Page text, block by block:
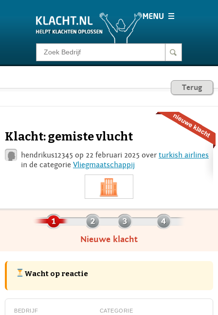
Klacht melden
Consumentenrecht Terug
Klacht: gemiste vlucht
hendrikus12345 op 22 februari 2025 overturkish airlines
in de categorie Vliegmaatschappij
Nieuwe klacht
Wacht op reactie
BEDRIJF CATEGORIE